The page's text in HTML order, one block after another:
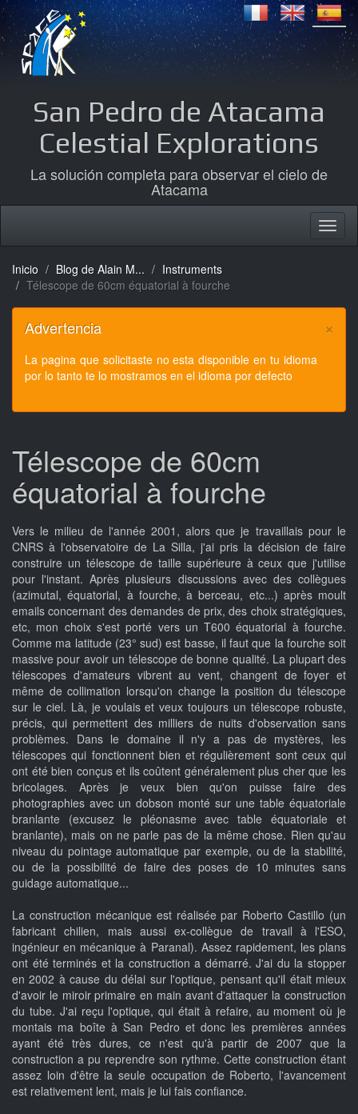
San Pedro de Atacama
Celestial Explorations
La solución completa para observar el cielo de
Atacama
Inicio Blog de Alain M...
Instruments
Télescope de 60cm équatorial à fourche
×
Advertencia
La pagina que solicitaste no esta disponible en tu idioma
por lo tanto te lo mostramos en el idioma por defecto
Télescope de 60cm
équatorial à fourche
Vers le milieu de l'année 2001, alors que je travaillais pour le
CNRS à l'observatoire de La Silla, j'ai pris la décision de faire
construire un télescope de taille supérieure à ceux que j'utilise
pour l'instant. Après plusieurs discussions avec des collègues
(azimutal, équatorial, à fourche, à berceau, etc...) après moult
emails concernant des demandes de prix, des choix stratégiques,
etc, mon choix s'est porté vers un T600 équatorial à fourche.
Comme ma latitude (23° sud) est basse, il faut que la fourche soit
massive pour avoir un télescope de bonne qualité. La plupart des
télescopes d'amateurs vibrent au vent, changent de foyer et
même de collimation lorsqu'on change la position du télescope
sur le ciel. Là, je voulais et veux toujours un télescope robuste,
précis, qui permettent des milliers de nuits d'observation sans
problèmes. Dans le domaine il n'y a pas de mystères, les
télescopes qui fonctionnent bien et régulièrement sont ceux qui
ont été bien conçus et ils coûtent généralement plus cher que les
bricolages. Après je veux bien qu'on puisse faire des
photographies avec un dobson monté sur une table équatoriale
branlante (excusez le pléonasme avec table équatoriale et
branlante), mais on ne parle pas de la même chose. Rien qu'au
niveau du pointage automatique par exemple, ou de la stabilité,
ou de la possibilité de faire des poses de 10 minutes sans
guidage automatique...
La construction mécanique est réalisée par Roberto Castillo (un
fabricant chilien, mais aussi ex-collègue de travail à l'ESO,
ingénieur en mécanique à Paranal). Assez rapidement, les plans
ont été terminés et la construction a démarré. J'ai du la stopper
en 2002 à cause du délai sur l'optique, pensant qu'il était mieux
d'avoir le miroir primaire en main avant d'attaquer la construction
du tube. J'ai reçu l'optique, qui était à refaire, au moment où je
montais ma boîte à San Pedro et donc les premières années
ayant été très dures, ce n'est qu'à partir de 2007 que la
construction a pu reprendre son rythme. Cette construction étant
assez loin d'être la seule occupation de Roberto, l'avancement
est relativement lent, mais je lui fais confiance.